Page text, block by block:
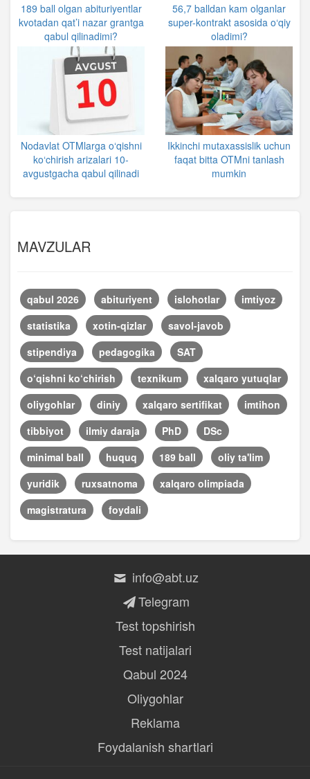
189 ball olgan abituriyentlar
kvotadan qat’i nazar grantga
qabul qilinadimi?
56,7 balldan kam olganlar
super-kontrakt asosida o‘qiy
oladimi?
Nodavlat OTMlarga o‘qishni
ko‘chirish arizalari 10-
avgustgacha qabul qilinadi
Ikkinchi mutaxassislik uchun
faqat bitta OTMni tanlash
mumkin
MAVZULAR
qabul 2026 abituriyent islohotlar
imtiyoz
statistika
xotin-qizlar
savol-javob
stipendiya
pedagogika
SAT
o‘qishni ko‘chirish
texnikum
xalqaro yutuqlar
oliygohlar
diniy xalqaro sertifikat
imtihon
tibbiyot
ilmiy daraja PhD
DSc
minimal ball
huquq 189 ball
oliy ta'lim
yuridik
ruxsatnoma
xalqaro olimpiada
magistratura
foydali
info@abt.uz
Telegram
Test topshirish
Test natijalari
Qabul 2024
Oliygohlar
Reklama
Foydalanish shartlari